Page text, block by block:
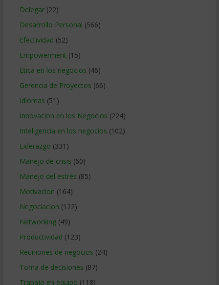
Delegar(22)
Desarrollo Personal (566)
Efectividad (52)
Empowerment (15)
Etica en los negocios (46)
Gerencia de Proyectos (66)
Idiomas (51)
Innovacion en los Negocios (224)
Inteligencia en los negocios (102)
Liderazgo (331)
Manejo de crisis (60)
Manejo del estrés (85)
Motivacion (164)
Negociacion (122)
Networking(49)
Productividad (123)
Reuniones de negocios (24)
Toma de decisiones (87)
Trabajo en equipo (118)